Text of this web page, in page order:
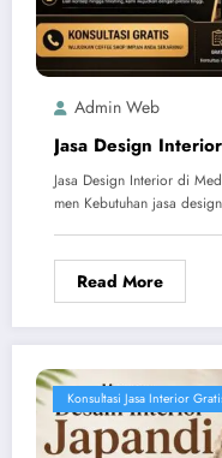
Admin Web
Jasa Design
Jasa Design Interior di
men Kebutuhan jasa
Read More
Konsultasi Jasa Interior